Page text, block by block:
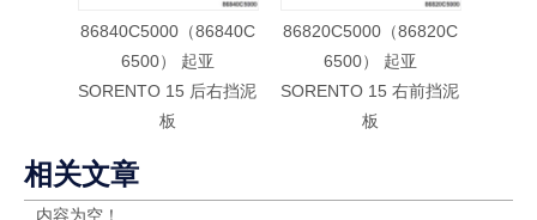
86840C5000（86840C
6500） 起亚
SORENTO 15 后右挡泥
板
86820C5000（86820C
6500） 起亚
SORENTO 15 右前挡泥
板
相关文章
内容为空！